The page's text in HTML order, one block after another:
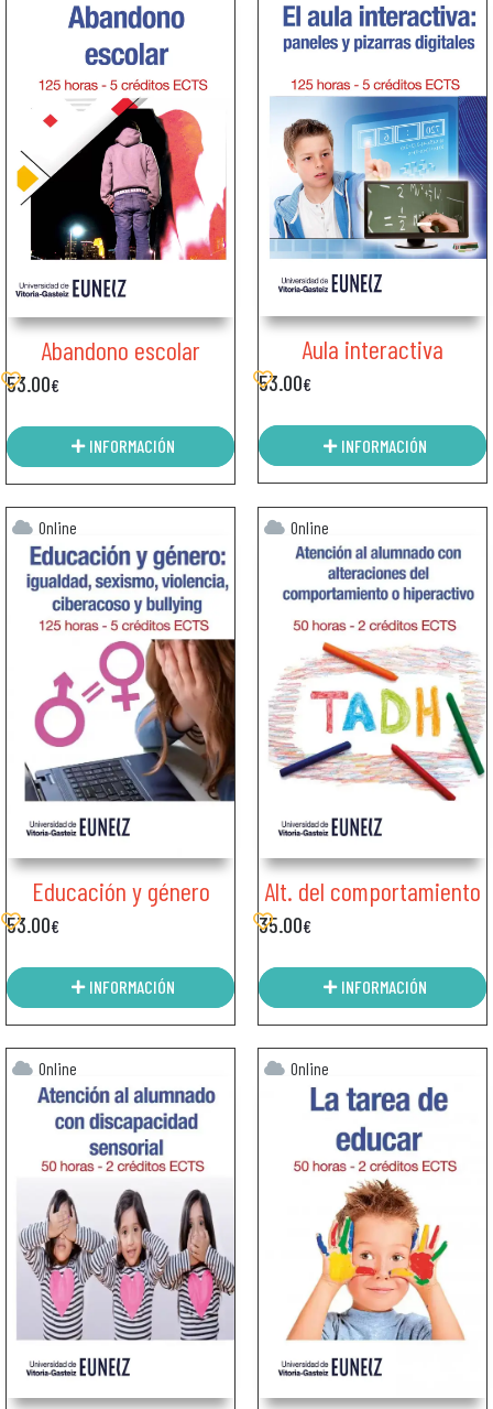
Abandono escolar
53.00€
INFORMACIÓN
Aula interactiva
53.00€
INFORMACIÓN
Online
Educación y género
53.00€
INFORMACIÓN
Online
Alt. del comportamiento
35.00€
INFORMACIÓN
Online Online